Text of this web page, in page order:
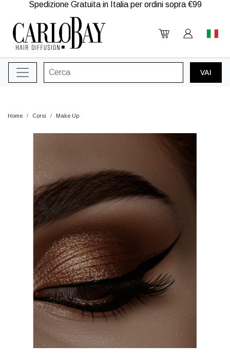
Spedizione Gratuita in Italia per ordini sopra €99
Home Corsi Make Up